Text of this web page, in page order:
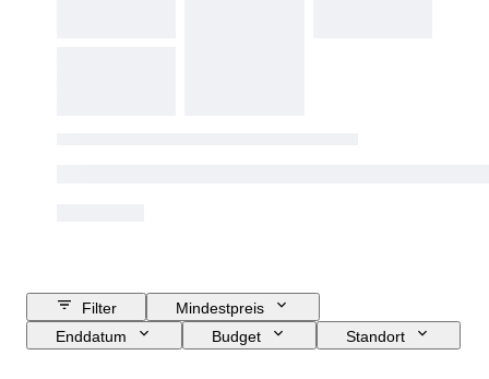
Filter
Mindestpreis
Enddatum
Budget
Standort